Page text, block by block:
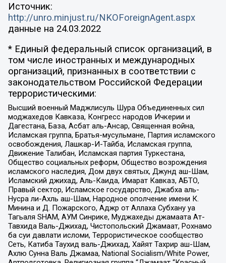
Источник:
http://unro.minjust.ru/NKOForeignAgent.aspx
данные на 24.03.2022
* Единый федеральный список организаций, в
том числе иностранных и международных
организаций, признанных в соответствии с
законодательством Российской Федерации
террористическими:
Высший военный Маджлисуль Шура Объединенных сил
моджахедов Кавказа, Конгресс народов Ичкерии и
Дагестана, База, Асбат аль-Ансар, Священная война,
Исламская группа, Братья-мусульмане, Партия исламского
освобождения, Лашкар-И-Тайба, Исламская группа,
Движение Талибан, Исламская партия Туркестана,
Общество социальных реформ, Общество возрождения
исламского наследия, Дом двух святых, Джунд аш-Шам,
Исламский джихад, Аль-Каида, Имарат Кавказ, АБТО,
Правый сектор, Исламское государство, Джабха аль-
Нусра ли-Ахль аш-Шам, Народное ополчение имени К.
Минина и Д. Пожарского, Аджр от Аллаха Субхану уа
Тагьаля SHAM, АУМ Синрике, Муджахеды джамаата Ат-
Тавхида Валь-Джихад, Чистопольский Джамаат, Рохнамо
ба суи давлати исломи, Террористическое сообщество
Сеть, Катиба Таухид валь-Джихад, Хайят Тахрир аш-Шам,
Ахлю Сунна Валь Джамаа, National Socialism/White Power,